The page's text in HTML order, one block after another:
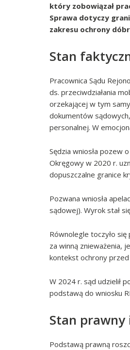
który zobowiązał
Sprawa dotyczy
zakresu ochrony
Stan
Pracownica Sądu
ds. przeciwdziałania
orzekającej w tym
dokumentów
personalnej. W
Sędzia wniosła pozew
Okręgowy w 2020 r.
dopuszczalne granice
Pozwana wniosła
sądowej). Wyrok stał
Równolegle toczyło
za winną znieważenia,
kontekst ochrony przed
W 2024 r. sąd udzielił
podstawą do wniosku
Stan
Podstawą prawną